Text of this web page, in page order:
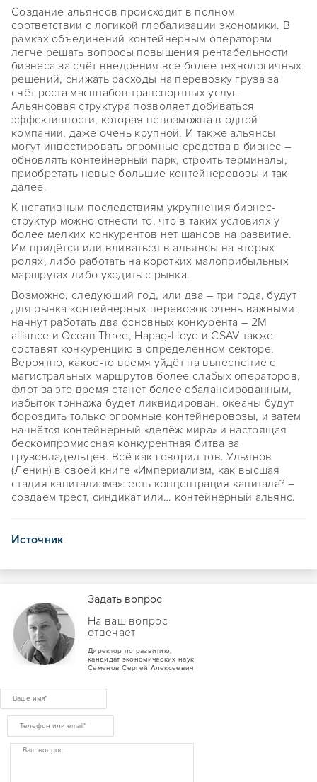
Создание альянсов происходит в полном
соответствии с логикой глобализации экономики. В
рамках объединений контейнерным операторам
легче решать вопросы повышения рентабельности
бизнеса за счёт внедрения все более технологичных
решений, снижать расходы на перевозку груза за
счёт роста масштабов транспортных услуг.
Альянсовая структура позволяет добиваться
эффективности, которая невозможна в одной
компании, даже очень крупной. И также альянсы
могут инвестировать огромные средства в бизнес –
обновлять контейнерный парк, строить терминалы,
приобретать новые большие контейнеровозы и так
далее.
К негативным последствиям укрупнения бизнес-
структур можно отнести то, что в таких условиях у
более мелких конкурентов нет шансов на развитие.
Им придётся или вливаться в альянсы на вторых
ролях, либо работать на коротких малоприбыльных
маршрутах либо уходить с рынка.
Возможно, следующий год, или два – три года, будут
для рынка контейнерных перевозок очень важными:
начнут работать два основных конкурента – 2M
alliance и Ocean Three, Hapag-Lloyd и CSAV также
составят конкуренцию в определённом секторе.
Вероятно, какое-то время уйдёт на вытеснение с
магистральных маршрутов более слабых операторов,
флот за это время станет более сбалансированным,
избыток тоннажа будет ликвидирован, океаны будут
бороздить только огромные контейнеровозы, и затем
начнётся контейнерный «делёж мира» и настоящая
бескомпромиссная конкурентная битва за
грузовладельцев. Всё как говорил тов. Ульянов
(Ленин) в своей книге «Империализм, как высшая
стадия капитализма»: есть концентрация капитала? –
создаём трест, синдикат или… контейнерный альянс.
Источник
Задать вопрос
На ваш вопрос
отвечает
Директор по развитию,
кандидат экономических наук
Семенов Сергей Алексеевич